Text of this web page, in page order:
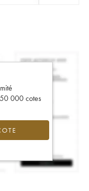
000 cotes